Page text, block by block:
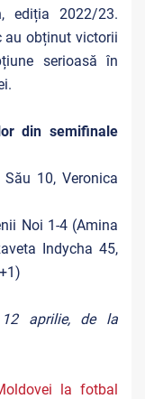
ediția 2022/23.
au obținut victorii
serioasă în
din semifinale
10, Veronica
Noi 1-4 (Amina
Indycha 45,
aprilie, de la
la fotbal